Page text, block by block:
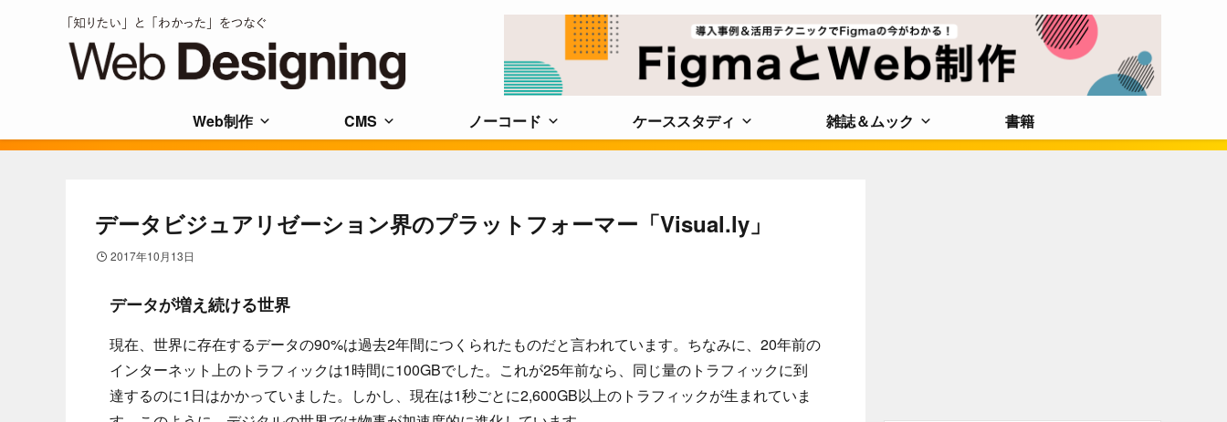
Web制作 CMS ノーコード ケーススタディ 雑誌＆ムック 書籍
データビジュアリゼーション界のプラットフォーマー「Visual.ly」
2017年10月13日
データが増え続ける世界
現在、世界に存在するデータの90%は過去2年間につくられたものだと言われています。ちなみに、20年前の
インターネット上のトラフィックは1時間に100GBでした。これが25年前なら、同じ量のトラフィックに到
達するのに1日はかかっていました。しかし、現在は1秒ごとに2,600GB以上のトラフィックが生まれていま